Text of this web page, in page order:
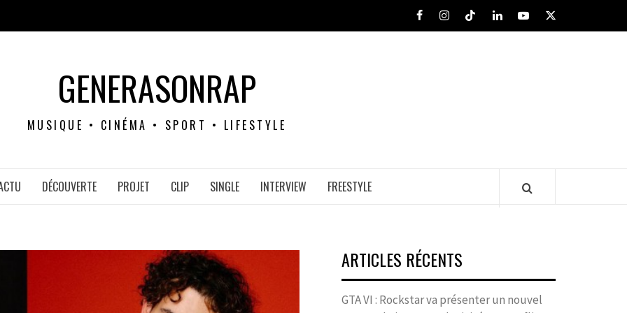
FacebookInstagram
TiktokLinkedInYoutube
X
GENERASONRAP
MUSIQUE • CINÉMA • SPORT • LIFESTYLE
DÉCOUVERTE PROJET CLIP SINGLE INTERVIEW FREESTYLE
ARTICLES RÉCENTS
GTA VI : Rockstar va présenter un nouvel